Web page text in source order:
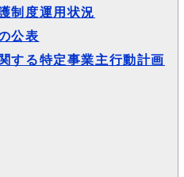
制度運用状況
公表
する特定事業主行動計画